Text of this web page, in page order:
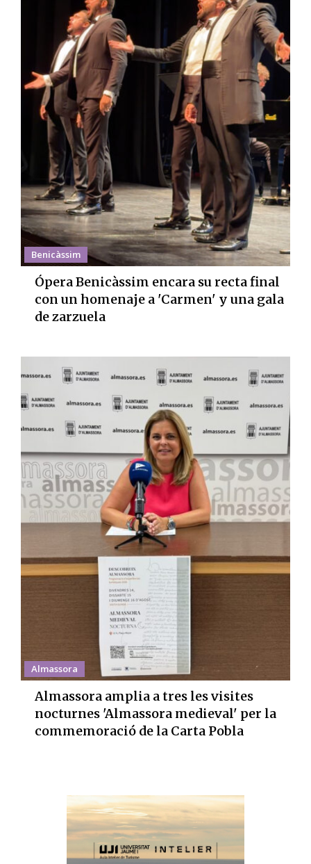
Benicàssim
Ópera Benicàssim encara su recta final
con un homenaje a 'Carmen' y una gala
de zarzuela
Almassora
Almassora amplia a tres les visites
nocturnes 'Almassora medieval' per la
commemoració de la Carta Pobla